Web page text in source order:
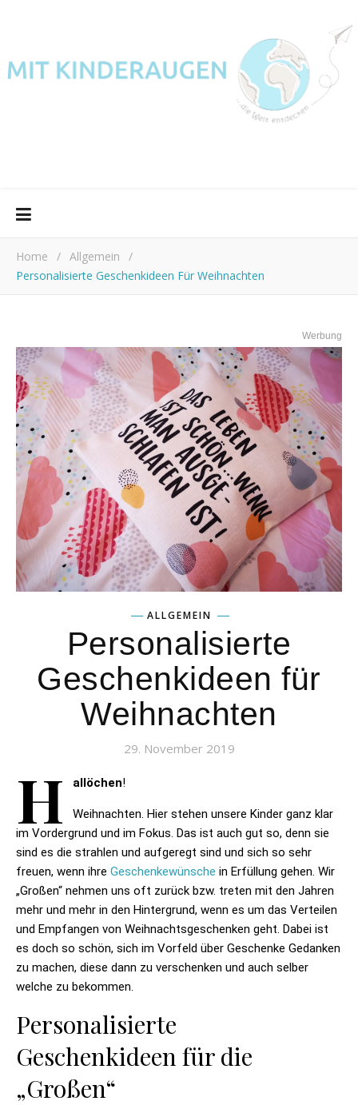
Home / Allgemein
/
Personalisierte Geschenkideen Für Weihnachten
Werbung
ALLGEMEIN
Personalisierte
Geschenkideen für
Weihnachten
29. November 2019
H allöchen!
Weihnachten. Hier stehen unsere Kinder ganz klar
im Vordergrund und im Fokus. Das ist auch gut so, denn sie
sind es die strahlen und aufgeregt sind und sich so sehr
freuen, wenn ihre Geschenkewünsche in Erfüllung gehen. Wir
„Großen“ nehmen uns oft zurück bzw. treten mit den Jahren
mehr und mehr in den Hintergrund, wenn es um das Verteilen
und Empfangen von Weihnachtsgeschenken geht. Dabei ist
es doch so schön, sich im Vorfeld über Geschenke Gedanken
zu machen, diese dann zu verschenken und auch selber
welche zu bekommen.
Personalisierte
Geschenkideen für die
„Großen“